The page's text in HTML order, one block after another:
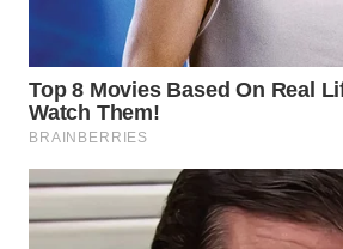
SUBANG
WN
SUKABUMI
WN